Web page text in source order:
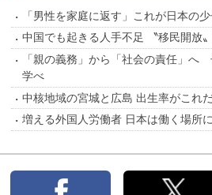
「男性を家庭に返す」これが日本の
中国でも起きる人手不足 〝移民開放
「親の義務」から「社会の責任」へ
学べ
中核地域の宮城と広島 出生率がこれ
増える外国人労働者 日本は働く場所